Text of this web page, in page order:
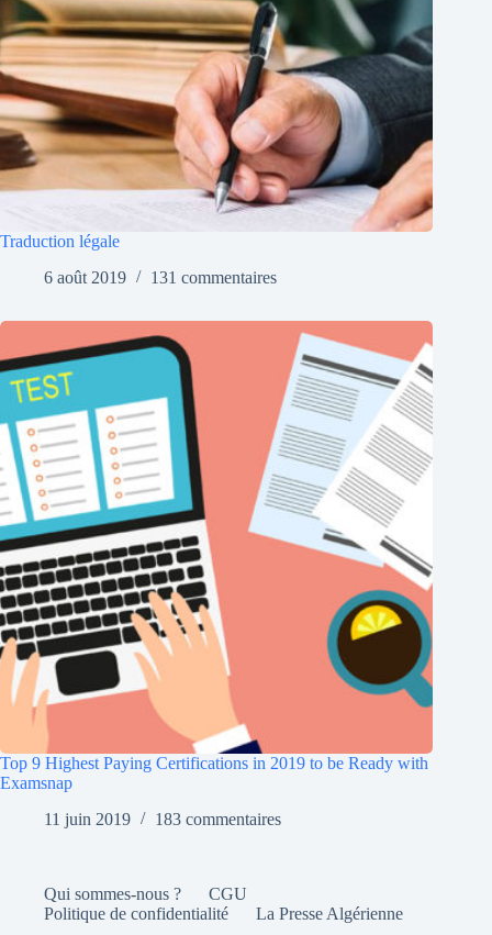
Traduction légale
6 août 2019
131 commentaires
Top 9 Highest Paying Certifications in 2019 to be Ready with
Examsnap
11 juin 2019
183 commentaires
Qui sommes-nous ?
CGU
Politique de confidentialité
La Presse Algérienne